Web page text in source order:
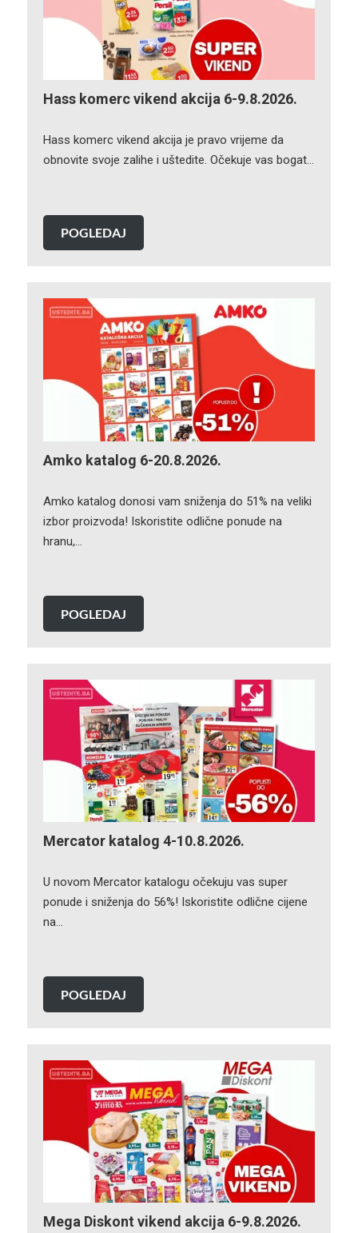
Hass komerc vikend akcija 6-9.8.2026.
Hass komerc vikend akcija je pravo vrijeme da
obnovite svoje zalihe i uštedite. Očekuje vas bogat…
POGLEDAJ
Amko katalog 6-20.8.2026.
Amko katalog donosi vam sniženja do 51% na veliki
izbor proizvoda! Iskoristite odlične ponude na
hranu,…
POGLEDAJ
Mercator katalog 4-10.8.2026.
U novom Mercator katalogu očekuju vas super
ponude i sniženja do 56%! Iskoristite odlične cijene
na…
POGLEDAJ
Mega Diskont vikend akcija 6-9.8.2026.